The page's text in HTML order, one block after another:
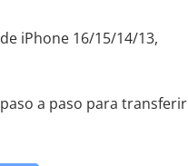
iPhone 16/15/14/13,
a paso para transferir